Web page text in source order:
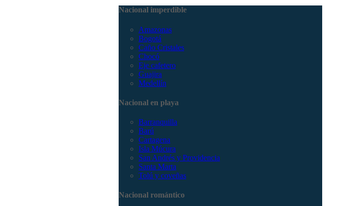
Nacional imperdible
Amazonas
Bogotá
Caño Cristales
Chocó
Eje cafetero
Guajira
Medellín
Nacional en playa
Barranquilla
Barú
Cartagena
Isla Múcura
San Andrés y Providencia
Santa Marta
Tolú y coveñas
Nacional romántico